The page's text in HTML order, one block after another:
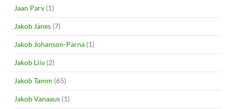
Jaan Parv (1)
Jakob Jänes (7)
Jakob Johanson-Pärna (1)
Jakob Liiv (2)
Jakob Tamm (65)
Jakob Vanaaus (1)